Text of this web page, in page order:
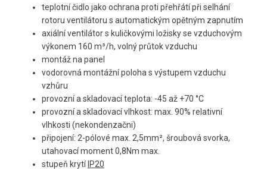
teplotní čidlo jako ochrana proti přehřátí při selhání
rotoru ventilátoru s automatickým opětným zapnutím
axiální ventilátor s kuličkovými ložisky se vzduchovým
výkonem 160 m³/h, volný průtok vzduchu
montáž na panel
vodorovná montážní poloha s výstupem vzduchu
vzhůru
provozní a skladovací teplota: -45 až +70 °C
provozní a skladovací vlhkost: max. 90% relativní
vlhkosti (nekondenzačni)
připojení: 2-pólové max. 2,5mm², šroubová svorka,
utahovací moment 0,8Nm max.
stupeň krytí IP20